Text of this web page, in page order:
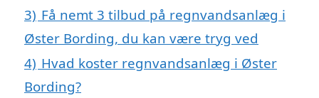
3) Få nemt 3 tilbud på regnvandsanlæg i
Øster Bording, du kan være tryg ved
4) Hvad koster regnvandsanlæg i Øster
Bording?